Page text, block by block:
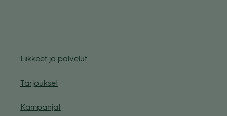
Liik­keet ja pal­ve­lut
Tar­jouk­set
Kam­pan­jat